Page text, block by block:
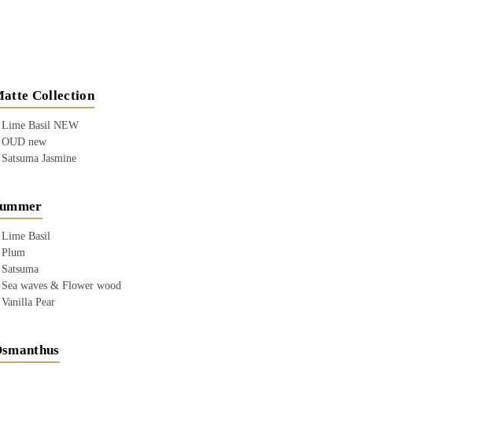
Collection
Lime Basil NEW
OUD new
Satsuma Jasmine
Lime Basil
Plum
Satsuma
Sea waves & Flower wood
Vanilla Pear